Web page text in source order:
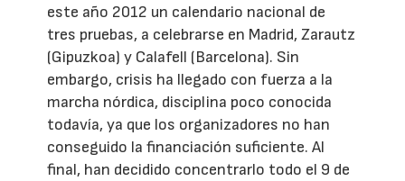
este año 2012 un calendario nacional de
tres pruebas, a celebrarse en Madrid, Zarautz
(Gipuzkoa) y Calafell (Barcelona). Sin
embargo, crisis ha llegado con fuerza a la
marcha nórdica, disciplina poco conocida
todavía, ya que los organizadores no han
conseguido la financiación suficiente. Al
final, han decidido concentrarlo todo el 9 de